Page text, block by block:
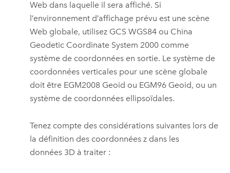
Web dans laquelle il sera affiché. Si
l’environnement d’affichage prévu est une scène
Web globale, utilisez GCS WGS84 ou China
Geodetic Coordinate System 2000 comme
système de coordonnées en sortie. Le système de
coordonnées verticales pour une scène globale
doit être EGM2008 Geoid ou EGM96 Geoid, ou un
système de coordonnées ellipsoïdales.
Tenez compte des considérations suivantes lors de
la définition des coordonnées z dans les
données 3D à traiter :